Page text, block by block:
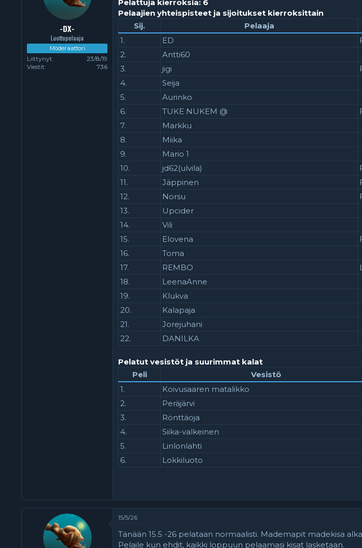
a
a
-DX-
Luottopelaaja
Moderaattori
Liittynyt
23/8/19
Viestit
736
Pelattuja kierroksia: 6
Pelaajien yhteispisteet ja sijoitukset kierroksittain
Sij.
Pelaaja
1.
ED
2.
Antti60
3.
jigi
4.
Seija
5.
Aurinko
6.
TUKE NUKEM @
7.
Markku
8.
Miika
9.
Mario 1
10.
jd62(ulvila)
11.
Jäppinen
12.
Norsu
13.
Upcider
14.
Vili
15.
Elovena
16.
Toma
17.
REMBO
18.
LeenaAnne
19.
Klukva
20.
Kalapaja
21.
Jorejuhani
22.
DANILKA
Pelatut vesistöt ja suurimmat kalat
Peli
Vesistö
1.
Koivusaaren matalikko
2.
Peräjärvi
3.
Rönttäoja
4.
Siika-valkeinen
5.
Linlonlahti
6.
Lokkiluoto
15/5/26
Tänään 15.5 -26 pelataan normaalisti. Mademapit madekisa
Pelaile kun ehdit, kaikki loppuun pelaamasi kisat lasketaan.